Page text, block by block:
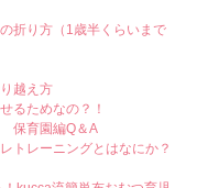
折り方（1歳半くらいまで
越え方
るためなの？！
保育園編Q＆A
トレーニングとはなにか？